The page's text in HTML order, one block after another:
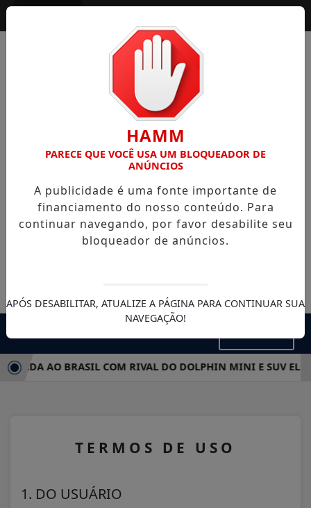
AO BRASIL COM RIVAL DO DOLPHIN MINI E SUV
TERMOS DE USO
1. DO USUÁRIO
HAMM
PARECE QUE VOCÊ USA UM BLOQUEADOR DE
ANÚNCIOS
A publicidade é uma fonte importante de
financiamento do nosso conteúdo. Para
continuar navegando, por favor desabilite seu
bloqueador de anúncios.
APÓS DESABILITAR, ATUALIZE A PÁGINA PARA CONTINUAR SUA
NAVEGAÇÃO!